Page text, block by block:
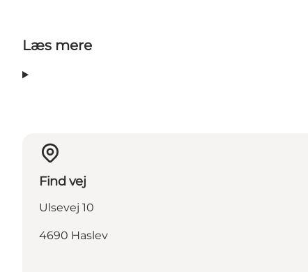
Læs mere
Find vej
Ulsevej 10
4690 Haslev